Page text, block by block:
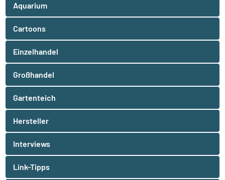
Aquarium
Cartoons
Einzelhandel
Großhandel
Gartenteich
Hersteller
Interviews
Link-Tipps